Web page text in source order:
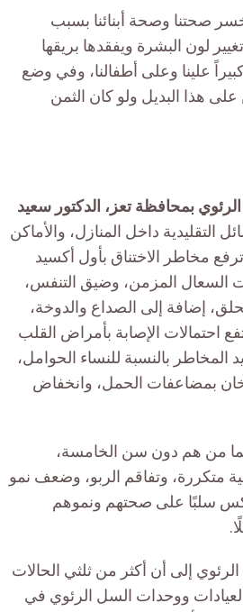
صحتنا وصحة أبنائنا بسبب
لون البشرة ويفقدها بريقها
علينا وعلى أطفالنا، وفي وضع
هذا البديل ولو كان الثمن
بمحافظة تعز، الدكتور سعيد
التقليدية داخل المنازل، والأماكن
مخاطر الاختناق بأول أكسيد
السعال المزمن، وضيق التنفس،
إضافة إلى الصداع والدوخة،
احتمالات الإصابة بأمراض القلب
المخاطر بالنسبة للنساء الحوامل،
بمضاعفات الحمل، وانخفاض
من هم دون سن الخامسة،
متكررة، وتفاقم الربو، وضعف نمو
سلبًا على صحتهم ونموهم
إلى أن أكثر من ثلثي الحالات
ووحدات السل الرئوي في